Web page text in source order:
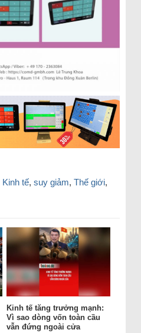
Kinh tế, suy giảm, Thế giới,
Kinh tế tăng trưởng mạnh:
Vì sao dòng vốn toàn cầu
vẫn đứng ngoài cửa